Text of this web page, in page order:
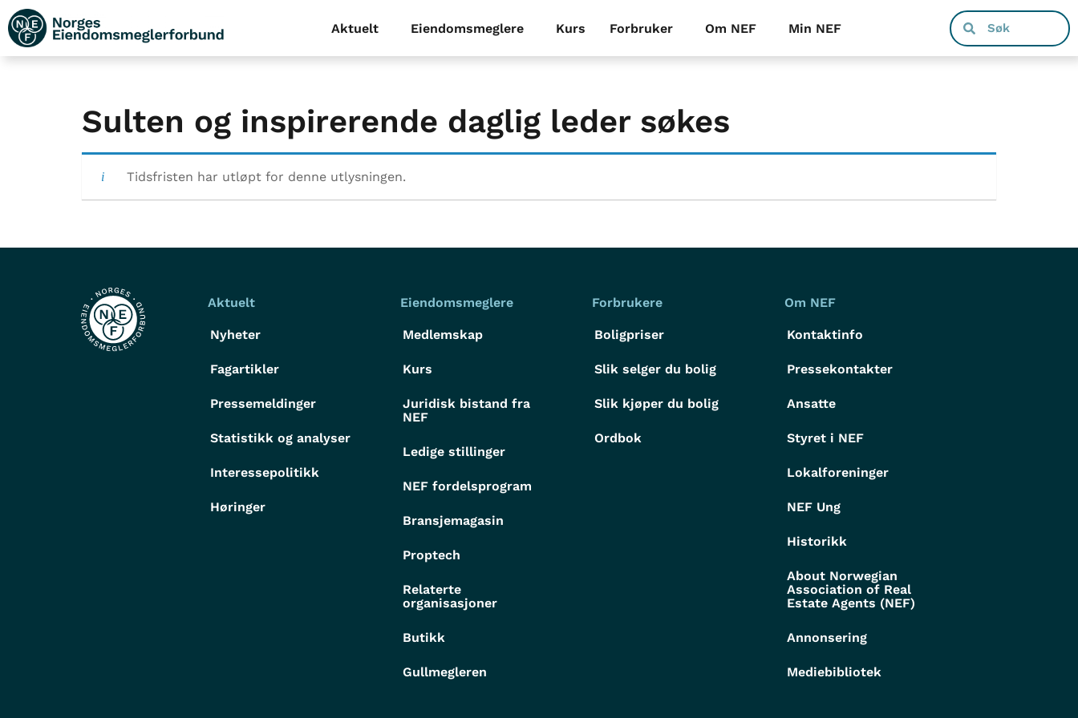
Aktuelt Eiendomsmeglere Kurs Forbruker Om NEF Min NEF
Sulten og inspirerende daglig leder søkes
Tidsfristen har utløpt for denne utlysningen.
Aktuelt
Nyheter
Fagartikler
Pressemeldinger
Statistikk og analyser
Interessepolitikk
Høringer
Eiendomsmeglere
Medlemskap
Kurs
Juridisk bistand fra
NEF
Ledige stillinger
NEF fordelsprogram
Bransjemagasin
Proptech
Relaterte
organisasjoner
Butikk
Gullmegleren
Forbrukere
Boligpriser
Slik selger du bolig
Slik kjøper du bolig
Ordbok
Om NEF
Kontaktinfo
Pressekontakter
Ansatte
Styret i NEF
Lokalforeninger
NEF Ung
Historikk
About Norwegian
Association of Real
Estate Agents (NEF)
Annonsering
Mediebibliotek